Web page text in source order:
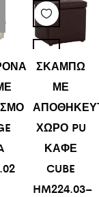
ΣΚΑΜΠΩ
ΜΕ
ΧΩΡΟ PU
ΚΑΦΕ
CUBE
HM224.03–